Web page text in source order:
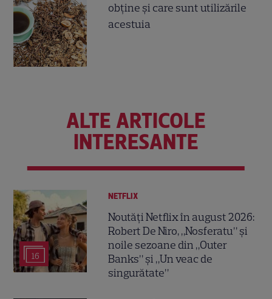
obţine şi care sunt utilizările
acestuia
ALTE ARTICOLE
INTERESANTE
16
NETFLIX
Noutăți Netflix în august 2026:
Robert De Niro, „Nosferatu” și
noile sezoane din „Outer
Banks” și „Un veac de
singurătate”